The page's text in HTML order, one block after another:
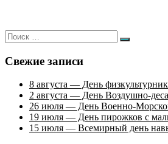
Искать:
Поиск
Свежие записи
8 августа — День
2 августа — День Воздушно-
26 июля — День Военно-
19 июля — День пирожков с
15 июля — Всемирный день